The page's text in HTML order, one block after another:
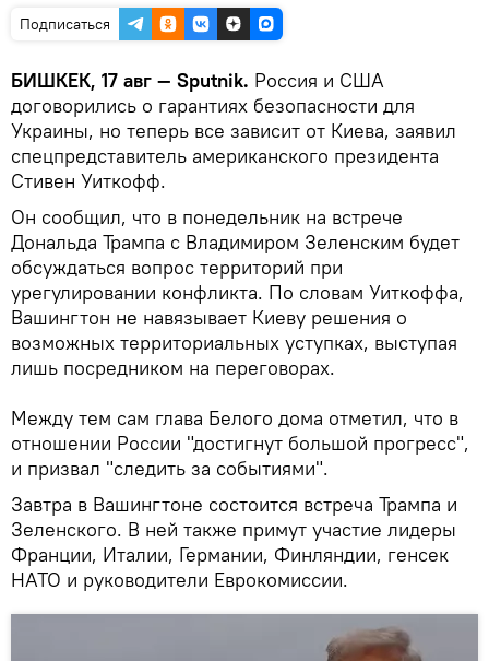
Подписаться
БИШКЕК, 17 авг — Sputnik. Россия и США
договорились о гарантиях безопасности для
Украины, но теперь все зависит от Киева, заявил
спецпредставитель американского президента
Стивен Уиткофф.
Он сообщил, что в понедельник на встрече
Дональда Трампа с Владимиром Зеленским будет
обсуждаться вопрос территорий при
урегулировании конфликта. По словам Уиткоффа,
Вашингтон не навязывает Киеву решения о
возможных территориальных уступках, выступая
лишь посредником на переговорах.
Между тем сам глава Белого дома отметил, что в
отношении России "достигнут большой прогресс",
и призвал "следить за событиями".
Завтра в Вашингтоне состоится встреча Трампа и
Зеленского. В ней также примут участие лидеры
Франции, Италии, Германии, Финляндии, генсек
НАТО и руководители Еврокомиссии.